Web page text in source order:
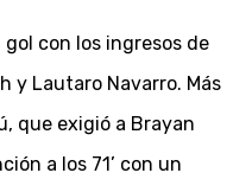
con los ingresos de
y Lautaro Navarro. Más
que exigió a Brayan
a los 71’ con un